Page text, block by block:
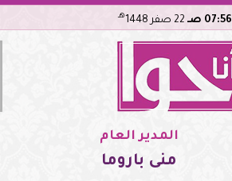
07:56 صـ هـ
المدير العام
منى باروما